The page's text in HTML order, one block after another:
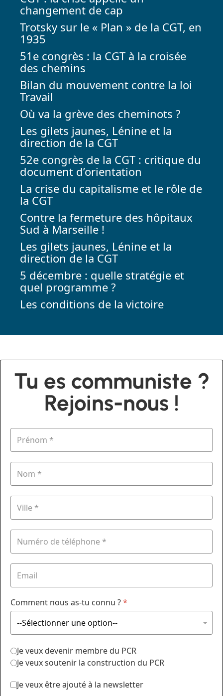
changement de cap
Trotsky sur le « Plan » de la CGT, en
1935
51e congrès : la CGT à la croisée
des chemins
Bilan du mouvement contre la loi
Travail
Où va la grève des cheminots ?
Les gilets jaunes, Lénine et la
direction de la CGT
52e congrès de la CGT : critique du
document d’orientation
La crise du capitalisme et le rôle de
la CGT
Contre la fermeture des hôpitaux
Sud à Marseille !
Les gilets jaunes, Lénine et la
direction de la CGT
5 décembre : quelle stratégie et
quel programme ?
Les conditions de la victoire
Tu es communiste ?
Rejoins-nous !
Comment nous as-tu connu ?*
Je veux devenir membre du PCR
Je veux soutenir la construction du PCR
Je veux être ajouté à la newsletter